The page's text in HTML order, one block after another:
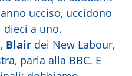
ucciso, uccidono
a uno.
Blair dei New Labour,
parla alla BBC. E